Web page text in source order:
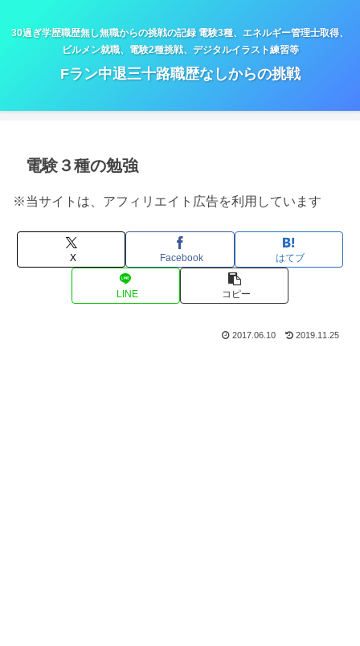
30過ぎ学歴職歴無し無職からの挑戦の記録 電験3種、エネルギー管理士取得、
ビルメン就職、電験2種挑戦、デジタルイラスト練習等
Fラン中退三十路職歴なしからの挑戦
電験３種の勉強
※当サイトは、アフィリエイト広告を利用しています
X Facebook はてブ
LINE コピー
2017.06.10 2019.11.25